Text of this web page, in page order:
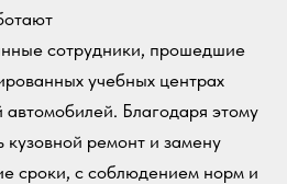
сотрудники, прошедшие
учебных центрах
автомобилей. Благодаря этому
ремонт и замену
сроки, с соблюдением норм и